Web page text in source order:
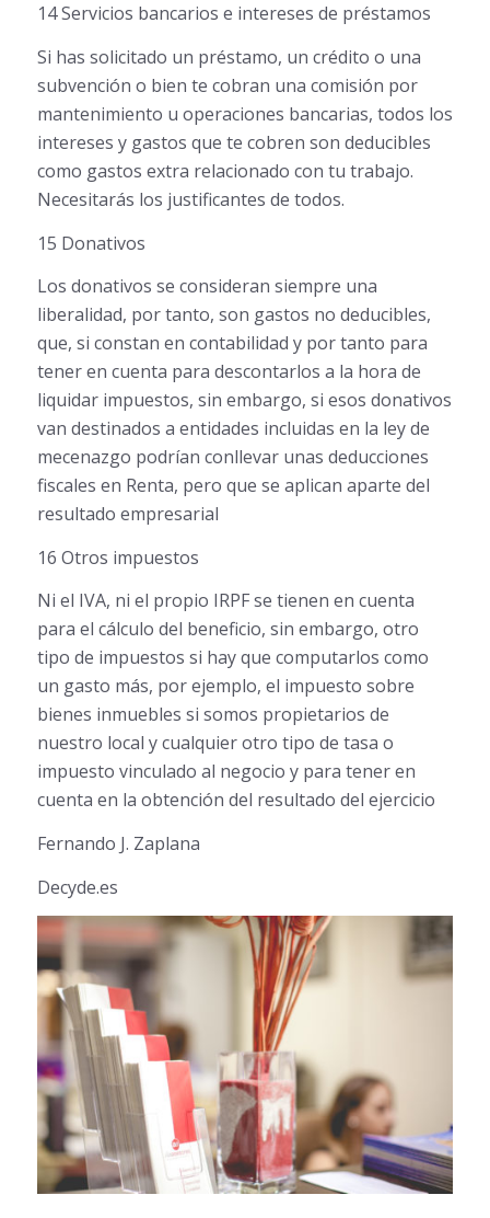
14 Servicios bancarios e intereses de préstamos
Si has solicitado un préstamo, un crédito o una
subvención o bien te cobran una comisión por
mantenimiento u operaciones bancarias, todos los
intereses y gastos que te cobren son deducibles
como gastos extra relacionado con tu trabajo.
Necesitarás los justificantes de todos.
15 Donativos
Los donativos se consideran siempre una
liberalidad, por tanto, son gastos no deducibles,
que, si constan en contabilidad y por tanto para
tener en cuenta para descontarlos a la hora de
liquidar impuestos, sin embargo, si esos donativos
van destinados a entidades incluidas en la ley de
mecenazgo podrían conllevar unas deducciones
fiscales en Renta, pero que se aplican aparte del
resultado empresarial
16 Otros impuestos
Ni el IVA, ni el propio IRPF se tienen en cuenta
para el cálculo del beneficio, sin embargo, otro
tipo de impuestos si hay que computarlos como
un gasto más, por ejemplo, el impuesto sobre
bienes inmuebles si somos propietarios de
nuestro local y cualquier otro tipo de tasa o
impuesto vinculado al negocio y para tener en
cuenta en la obtención del resultado del ejercicio
Fernando J. Zaplana
Decyde.es